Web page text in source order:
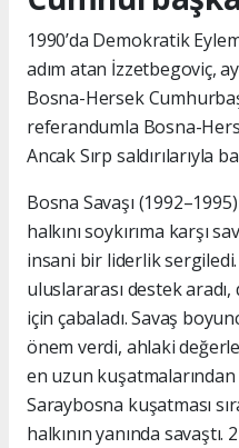
1990’da Demokratik
adım atan İzzetbegoviç,
Bosna-Hersek
referandumla Bosna-
Ancak Sırp saldırılarıyla
Bosna Savaşı
halkını soykırıma karşı
insani bir liderlik sergiledi.
uluslararası destek
için çabaladı. Savaş
önem verdi, ahlaki
en uzun
Saraybosna kuşatması
halkının yanında savaştı.